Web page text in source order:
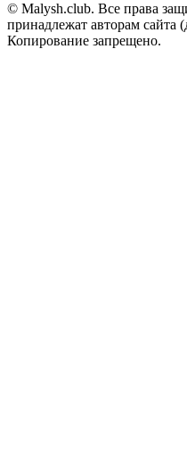
© Malysh.club. Все права
принадлежат авторам сайта
Копирование запрещено.